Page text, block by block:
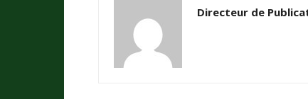
Directeur de